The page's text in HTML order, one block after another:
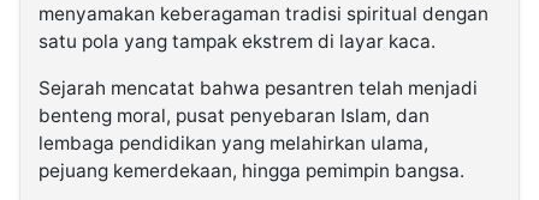
menyamakan keberagaman tradisi spiritual dengan
satu pola yang tampak ekstrem di layar kaca.
Sejarah mencatat bahwa pesantren telah menjadi
benteng moral, pusat penyebaran Islam, dan
lembaga pendidikan yang melahirkan ulama,
pejuang kemerdekaan, hingga pemimpin bangsa.